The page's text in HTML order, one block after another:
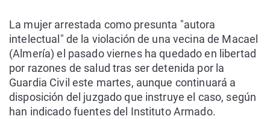
La mujer arrestada como presunta "autora
intelectual" de la violación de una vecina de Macael
(Almería) el pasado viernes ha quedado en libertad
por razones de salud tras ser detenida por la
Guardia Civil este martes, aunque continuará a
disposición del juzgado que instruye el caso, según
han indicado fuentes del Instituto Armado.